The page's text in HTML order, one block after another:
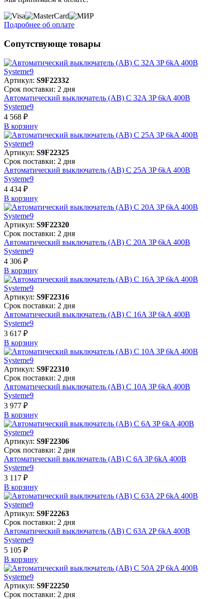
Подробнее об оплате
Сопутствующе товары
Артикул: S9F22332
Срок поставки: 2 дня
Автоматический выключатель (АВ) C 32A 3P 6kA 400В
Systeme9
4 568 ₽
В корзинy
Артикул: S9F22325
Срок поставки: 2 дня
Автоматический выключатель (АВ) C 25A 3P 6kA 400В
Systeme9
4 434 ₽
В корзинy
Артикул: S9F22320
Срок поставки: 2 дня
Автоматический выключатель (АВ) C 20A 3P 6kA 400В
Systeme9
4 306 ₽
В корзинy
Артикул: S9F22316
Срок поставки: 2 дня
Автоматический выключатель (АВ) C 16A 3P 6kA 400В
Systeme9
3 617 ₽
В корзинy
Артикул: S9F22310
Срок поставки: 2 дня
Автоматический выключатель (АВ) C 10A 3P 6kA 400В
Systeme9
3 977 ₽
В корзинy
Артикул: S9F22306
Срок поставки: 2 дня
Автоматический выключатель (АВ) C 6A 3P 6kA 400В
Systeme9
3 117 ₽
В корзинy
Артикул: S9F22263
Срок поставки: 2 дня
Автоматический выключатель (АВ) C 63A 2P 6kA 400В
Systeme9
5 105 ₽
В корзинy
Артикул: S9F22250
Срок поставки: 2 дня